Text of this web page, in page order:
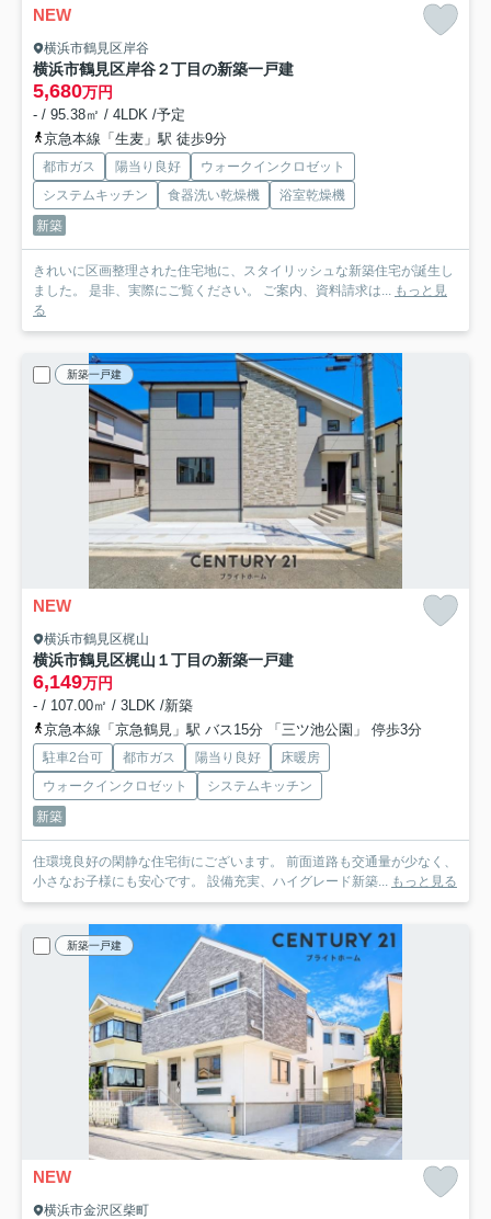
NEW
横浜市鶴見区岸谷
横浜市鶴見区岸谷２丁目の新築一戸建
5,680万円
- / 95.38㎡ / 4LDK /予定
京急本線「生麦」駅 徒歩9分
都市ガス 陽当り良好
ウォークインクロゼット
システムキッチン
食器洗い乾燥機
浴室乾燥機
新築
きれいに区画整理された住宅地に、スタイリッシュな新築住宅が誕生し
ました。 是非、実際にご覧ください。 ご案内、資料請求は...
もっと見
る
新築一戸建
NEW
横浜市鶴見区梶山
横浜市鶴見区梶山１丁目の新築一戸建
6,149万円
- / 107.00㎡ / 3LDK /新築
京急本線「京急鶴見」駅 バス15分 「三ツ池公園」 停歩3分
駐車2台可 都市ガス 陽当り良好
床暖房
ウォークインクロゼット
システムキッチン
新築
住環境良好の閑静な住宅街にございます。 前面道路も交通量が少なく、
小さなお子様にも安心です。 設備充実、ハイグレード新築...
もっと見る
新築一戸建
NEW
横浜市金沢区柴町